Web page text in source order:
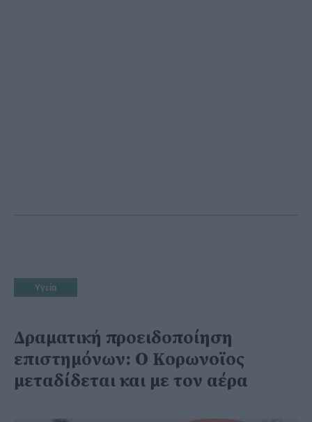
Υγεία
Δραματική προειδοποίηση
επιστημόνων: Ο Κορωνοϊος
μεταδίδεται και με τον αέρα